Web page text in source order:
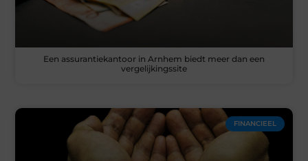
Een assurantiekantoor in Arnhem biedt meer dan een
vergelijkingssite
FINANCIEEL